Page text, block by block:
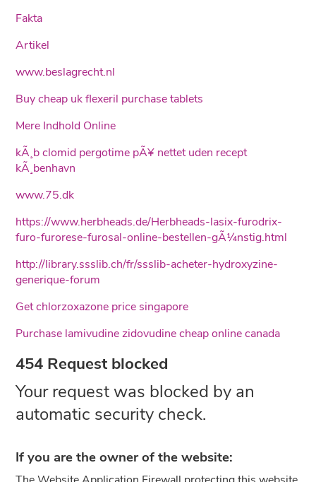
Fakta
Artikel
www.beslagrecht.nl
Buy cheap uk flexeril purchase tablets
Mere Indhold Online
kÃ¸b clomid pergotime pÃ¥ nettet uden recept
kÃ¸benhavn
www.75.dk
https://www.herbheads.de/Herbheads-lasix-furodrix-
furo-furorese-furosal-online-bestellen-gÃ¼nstig.html
http://library.ssslib.ch/fr/ssslib-acheter-hydroxyzine-
generique-forum
Get chlorzoxazone price singapore
Purchase lamivudine zidovudine cheap online canada
454 Request blocked
Your request was blocked by an
automatic security check.
If you are the owner of the website: